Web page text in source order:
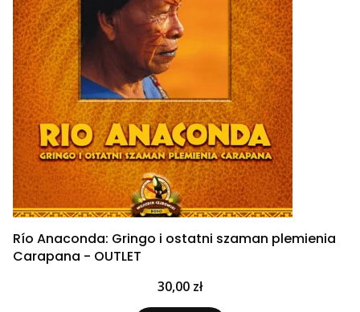
Río Anaconda: Gringo i ostatni szaman plemienia
Carapana - OUTLET
Cena
30,00 zł